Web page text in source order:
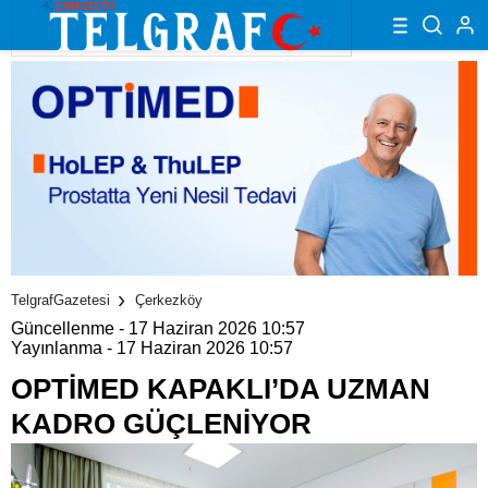
TelgrafGazetesi Çerkezköy
Güncellenme - 17 Haziran 2026 10:57
Yayınlanma - 17 Haziran 2026 10:57
OPTİMED KAPAKLI’DA UZMAN
KADRO GÜÇLENİYOR